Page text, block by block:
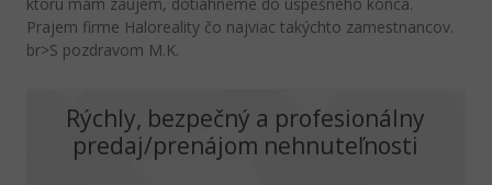
Prajem firme Haloreality čo najviac takýchto zamestnancov.
br>S pozdravom M.K.
Rýchly, bezpečný a profesionálny
predaj/prenájom nehnuteľnosti